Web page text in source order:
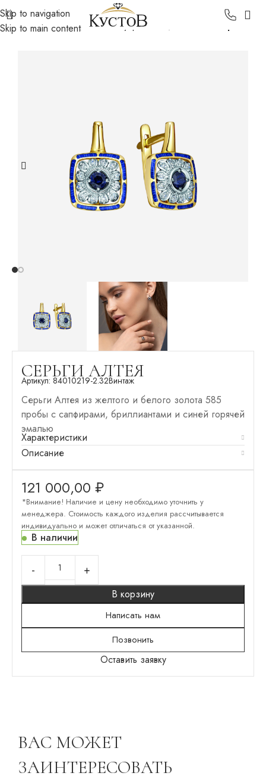
Skip to navigation
Skip to main content
Главная Каталог Золотые украшения Золотые серьги
СЕРЬГИ АЛТЕЯ
Артикул:84010219-2.32Винтаж
Серьги Алтея из желтого и белого золота 585
пробы с сапфирами, бриллиантами и синей горячей
эмалью
Характеристики
Описание
121 000,00 ₽
*Внимание! Наличие и цену необходимо уточнить у
менеджера. Стоимость каждого изделия рассчитывается
индивидуально и может отличаться от указанной.
В наличии
В корзину
Написать нам
Позвонить
Оставить заявку
ВАС МОЖЕТ
ЗАИНТЕРЕСОВАТЬ